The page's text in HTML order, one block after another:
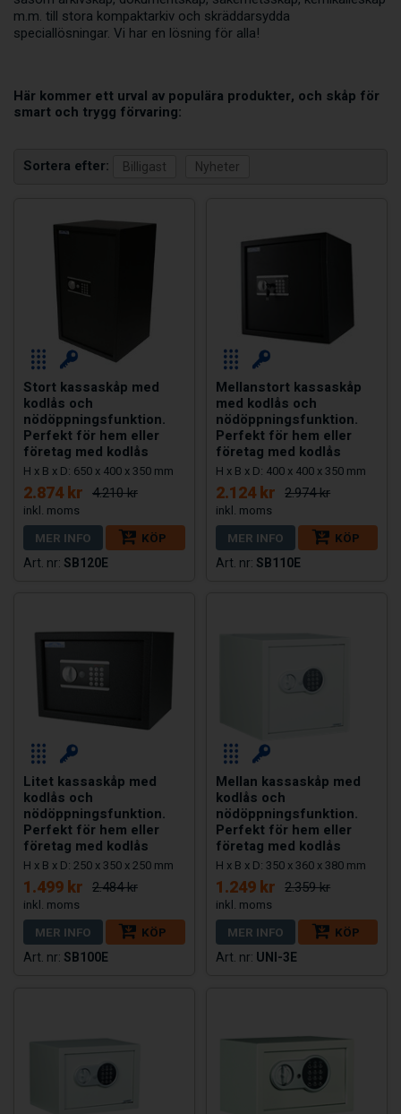
m.m. till stora kompaktarkiv och skräddarsydda
speciallösningar. Vi har en lösning för alla!
Här kommer ett urval av populära produkter, och skåp för
smart och trygg förvaring:
Sortera efter
Stort kassaskåp med
kodlås och
nödöppningsfunktion.
Perfekt för hem eller
företag med kodlås
H x B x D: 650 x 400 x 350 mm
2.874 kr 4.210 kr
MER INFO
KÖP
SB120E
Mellanstort kassaskåp
med kodlås och
nödöppningsfunktion.
Perfekt för hem eller
företag med kodlås
H x B x D: 400 x 400 x 350 mm
2.124 kr 2.974 kr
MER INFO
KÖP
SB110E
Litet kassaskåp med
kodlås och
nödöppningsfunktion.
Perfekt för hem eller
företag med kodlås
H x B x D: 250 x 350 x 250 mm
1.499 kr 2.484 kr
MER INFO
KÖP
SB100E
Mellan kassaskåp med
kodlås och
nödöppningsfunktion.
Perfekt för hem eller
företag med kodlås
H x B x D: 350 x 360 x 380 mm
1.249 kr 2.359 kr
MER INFO
KÖP
UNI-3E